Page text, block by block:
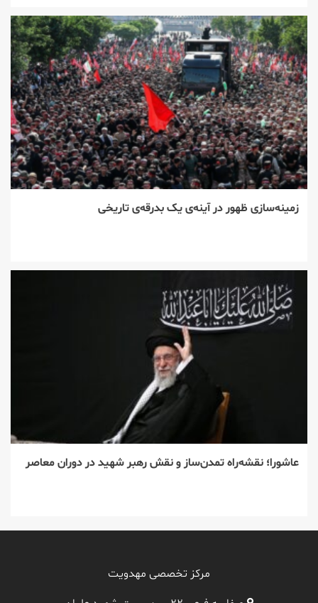
زمینه‌سازی ظهور در آینه‌ی یک بدرقه‌ی تاریخی
عاشورا؛ نقشه‌راه تمدن‌ساز و نقش رهبر شهید در دوران معاصر
مرکز تخصصی مهدویت